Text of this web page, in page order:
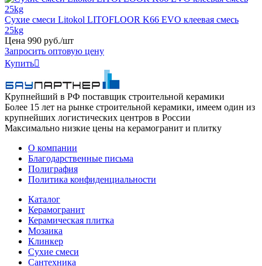
Сухие смеси Litokol LITOFLOOR K66 EVO клеевая смесь
25kg
Цена 990 руб./шт
Запросить оптовую цену
Купить
Крупнейший в РФ поставщик строительной керамики
Более 15 лет на рынке строительной керамики, имеем один из
крупнейших логистических центров в России
Максимально низкие цены на керамогранит и плитку
О компании
Благодарственные письма
Полиграфия
Политика конфиденциальности
Каталог
Керамогранит
Керамическая плитка
Мозаика
Клинкер
Сухие смеси
Сантехника